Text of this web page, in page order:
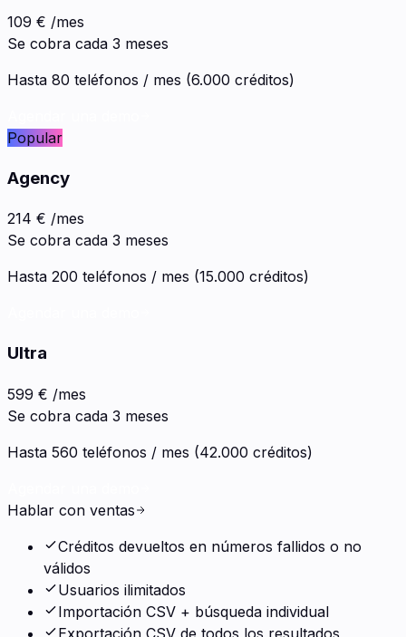
109 € /mes
Se cobra cada 3 meses
Hasta 80 teléfonos / mes (6.000 créditos)
Popular
Agency
214 € /mes
Se cobra cada 3 meses
Hasta 200 teléfonos / mes (15.000 créditos)
Ultra
599 € /mes
Se cobra cada 3 meses
Hasta 560 teléfonos / mes (42.000 créditos)
Hablar con ventas
Créditos devueltos en números fallidos o no
válidos
Usuarios ilimitados
Importación CSV + búsqueda individual
Exportación CSV de todos los resultados